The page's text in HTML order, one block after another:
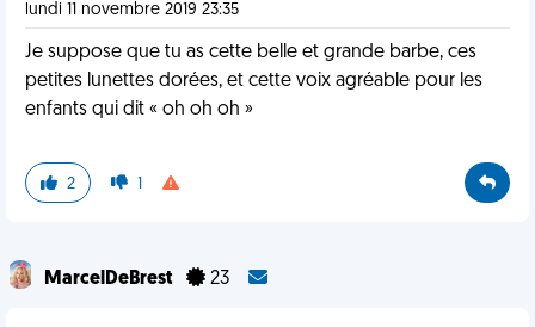
lundi 11 novembre 2019 23:35
Je suppose que tu as cette belle et grande barbe, ces
petites lunettes dorées, et cette voix agréable pour les
enfants qui dit « oh oh oh »
2 1
MarcelDeBrest 23